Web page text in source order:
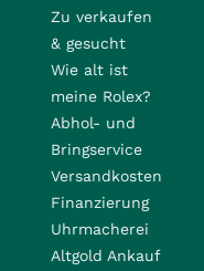
Zu verkaufen
& gesucht
Wie alt ist
meine Rolex?
Abhol- und
Bringservice
Versandkosten
Finanzierung
Uhrmacherei
Altgold Ankauf